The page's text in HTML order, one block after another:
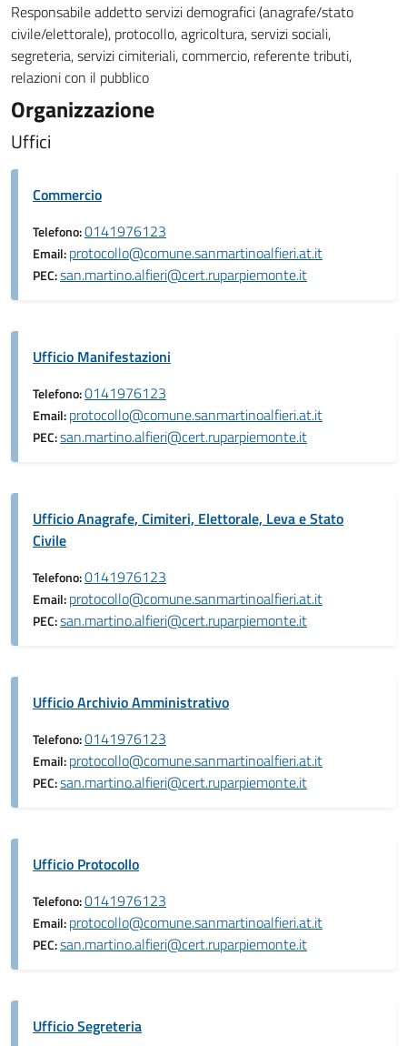
Responsabile addetto servizi demografici (anagrafe/stato
civile/elettorale), protocollo, agricoltura, servizi sociali,
segreteria, servizi cimiteriali, commercio, referente tributi,
relazioni con il pubblico
Organizzazione
Uffici
Commercio
Telefono:0141976123
Email:protocollo@comune.sanmartinoalfieri.at.it
PEC:san.martino.alfieri@cert.ruparpiemonte.it
Ufficio Manifestazioni
Telefono:0141976123
Email:protocollo@comune.sanmartinoalfieri.at.it
PEC:san.martino.alfieri@cert.ruparpiemonte.it
Ufficio Anagrafe, Cimiteri, Elettorale, Leva e Stato
Civile
Telefono:0141976123
Email:protocollo@comune.sanmartinoalfieri.at.it
PEC:san.martino.alfieri@cert.ruparpiemonte.it
Ufficio Archivio Amministrativo
Telefono:0141976123
Email:protocollo@comune.sanmartinoalfieri.at.it
PEC:san.martino.alfieri@cert.ruparpiemonte.it
Ufficio Protocollo
Telefono:0141976123
Email:protocollo@comune.sanmartinoalfieri.at.it
PEC:san.martino.alfieri@cert.ruparpiemonte.it
Ufficio Segreteria